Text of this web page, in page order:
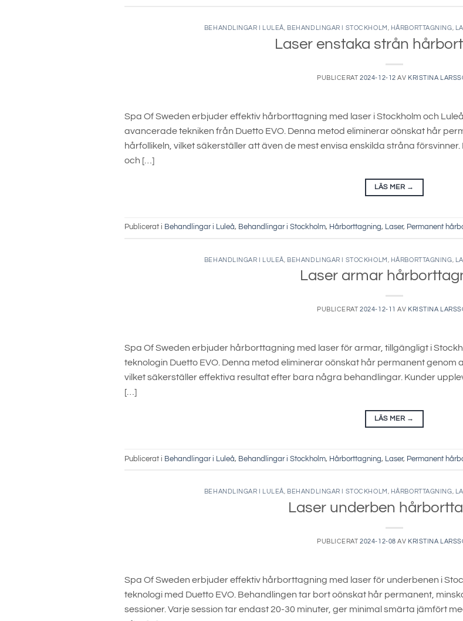
BEHANDLINGAR I LULEÅ BEHANDLINGAR I STOCKHOLM HÅRBORTTAGNING
Laser enstaka strån
PUBLICERAT2024-12-12 AV KRISTINA
Spa Of Sweden erbjuder effektiv hårborttagning med laser i Stockholm och
avancerade tekniken från Duetto EVO. Denna metod eliminerar oönskat hår
hårfollikeln, vilket säkerställer att även de mest envisa enskilda stråna
och […]
LÄS MER →
Publicerat i Behandlingar i Luleå, Behandlingar i Stockholm, Hårborttagning, Laser, Permanent
BEHANDLINGAR I LULEÅ BEHANDLINGAR I STOCKHOLM HÅRBORTTAGNING
Laser armar
PUBLICERAT2024-12-11 AV KRISTINA
Spa Of Sweden erbjuder hårborttagning med laser för armar, tillgängligt i
teknologin Duetto EVO. Denna metod eliminerar oönskat hår permanent genom
vilket säkerställer effektiva resultat efter bara några behandlingar. Kunder
[…]
LÄS MER →
Publicerat i Behandlingar i Luleå, Behandlingar i Stockholm, Hårborttagning, Laser, Permanent
BEHANDLINGAR I LULEÅ, BEHANDLINGAR I STOCKHOLM , HÅRBORTTAGNING,
Laser underben
PUBLICERAT2024-12-08 AV KRISTINA
Spa Of Sweden erbjuder effektiv hårborttagning med laser för underbenen i
teknologi med Duetto EVO. Behandlingen tar bort oönskat hår permanent,
sessioner. Varje session tar endast 20-30 minuter, ger minimal smärta jämfört